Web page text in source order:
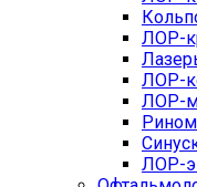
ЛОР-
ЛОР-
ЛОР-
ЛОР-